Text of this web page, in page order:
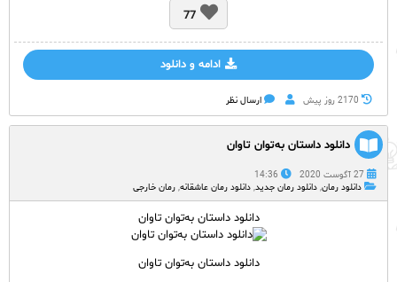
77
ادامه و دانلود
2170 روز پيش ارسال نظر
دانلود داستان به‌توان تاوان
27 آگوست 2020
14:36
دانلود رمان, دانلود رمان جدید, دانلود رمان عاشقانه, رمان خارجی
دانلود داستان به‌توان تاوان
دانلود داستان به‌توان تاوان